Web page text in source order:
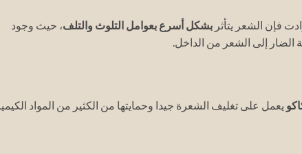
فإن الشعر يتأثر بشكل أسرع بعوامل التلوث والتلف، حيث وجود
الضار إلى الشعر من الداخل.
يعمل على تغليف الشعرة جيدا وحمايتها من الكثير من المواد